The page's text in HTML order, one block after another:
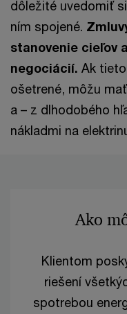
dôležité uvedomiť
ním spojené.
stanovenie cieľov
negociácií. Ak
ošetrené, môžu
a – z dlhodobého
nákladmi na
Ako
Klientom
riešení
spotrebou